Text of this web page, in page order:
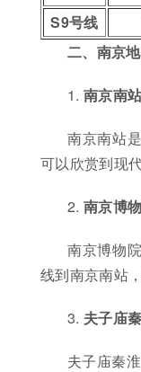
S9号线
二、南京
1. 南京南
南京南站
可以欣赏到现
2. 南京博
南京博物
线到南京南站
3. 夫子庙
夫子庙秦